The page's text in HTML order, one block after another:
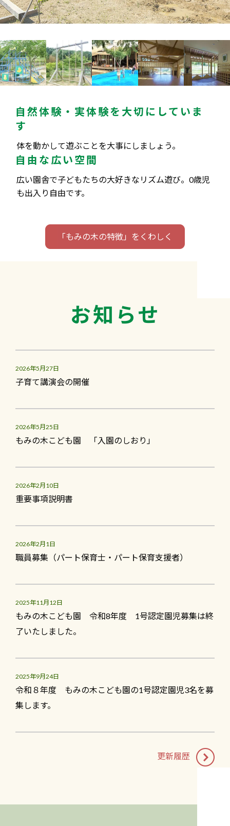
自然体験・実体験を大切にしていま
す
体を動かして遊ぶことを大事にしましょう。
自由な広い空間
広い園舎で子どもたちの大好きなリズム遊び。0歳児
も出入り自由です。
「もみの木の特徴」をくわしく
お知らせ
2026年5月27日
子育て講演会の開催
2026年5月25日
もみの木こども園 「入園のしおり」
2026年2月10日
重要事項説明書
2026年2月1日
職員募集（パート保育士・パート保育支援者）
2025年11月12日
もみの木こども園 令和8年度 1号認定園児募集は終
了いたしました。
2025年9月24日
令和８年度 もみの木こども園の1号認定園児3名を募
集します。
更新履歴